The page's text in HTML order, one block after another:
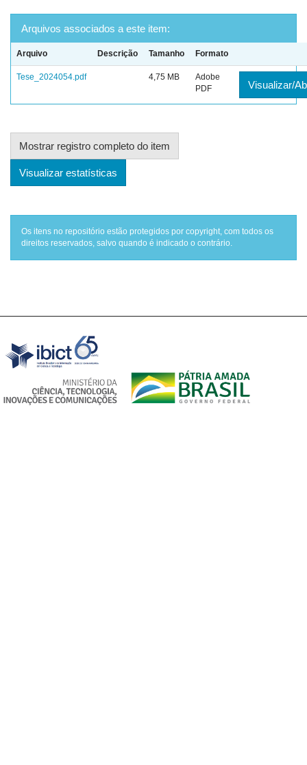
Arquivos associados a este item:
Arquivo Descrição Tamanho Formato
Tese_2024054.pdf 4,75 MB
Adobe
PDF
Visualizar/
Mostrar registro completo do item
Visualizar estatísticas
Os itens no repositório estão protegidos por copyright, com todos os
direitos reservados, salvo quando é indicado o contrário.